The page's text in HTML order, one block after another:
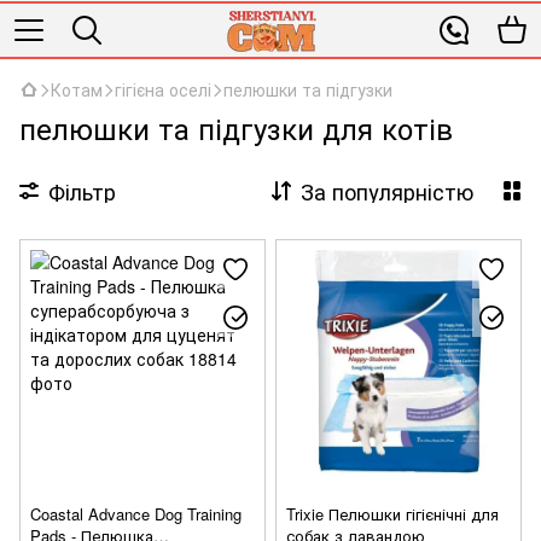
Котам гігієна оселі пелюшки та підгузки
пелюшки та підгузки для котів
Фільтр За популярністю
Coastal Advance Dog Training
Pads - Пелюшка
Trixie Пелюшки гігієнічні для
собак з лавандою